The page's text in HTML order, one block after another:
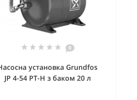
0
установка Grundfos
JP 4-54 PT-H з баком 20 л